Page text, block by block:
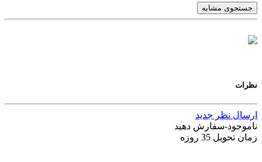
جستجوی مشابه
نظرات
ارسال نظر جدید
ناموجود-سفارش دهید
زمان تحویل 35 روزه